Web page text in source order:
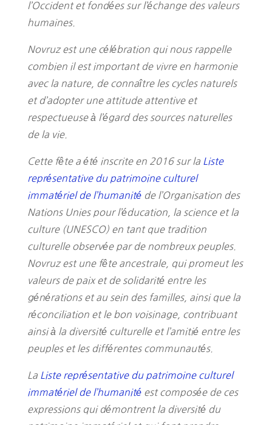
l’Occident et fondées sur l’échange des valeurs
humaines.
Novruz est une célébration qui nous rappelle
combien il est important de vivre en harmonie
avec la nature, de connaître les cycles naturels
et d’adopter une attitude attentive et
respectueuse à l’égard des sources naturelles
de la vie.
Cette fête a été inscrite en 2016 sur la Liste
représentative du patrimoine culturel
immatériel de l’humanitéde l’Organisation des
Nations Unies pour l’éducation, la science et la
culture (UNESCO) en tant que tradition
culturelle observée par de nombreux peuples.
Novruz est une fête ancestrale, qui promeut les
valeurs de paix et de solidarité entre les
générations et au sein des familles, ainsi que la
réconciliation et le bon voisinage, contribuant
ainsi à la diversité culturelle et l’amitié entre les
peuples et les différentes communautés.
La Liste représentative du patrimoine culturel
immatériel de l’humanitéest composée de ces
expressions qui démontrent la diversité du